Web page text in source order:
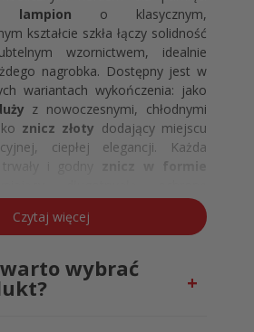
lampion o klasycznym,
kształcie szkła łączy solidność
wzornictwem, idealnie
nagrobka. Dostępny jest w
wariantach wykończenia: jako
z nowoczesnymi, chłodnymi
znicz złoty dodający miejscu
ciepłej elegancji. Każda
– Znicz Szklany
Konstrukcja
szklany duży
wyróżnia się
i dbałością o detale. Korpus
Czytaj więcej
wybrać